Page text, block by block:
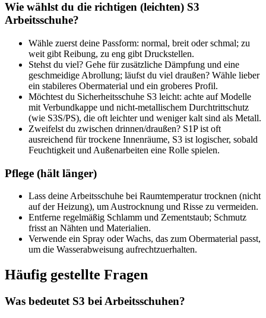
Wie wählst du die richtigen (leichten) S3
Arbeitsschuhe?
Wähle zuerst deine Passform: normal, breit oder schmal; zu
weit gibt Reibung, zu eng gibt Druckstellen.
Stehst du viel? Gehe für zusätzliche Dämpfung und eine
geschmeidige Abrollung; läufst du viel draußen? Wähle lieber
ein stabileres Obermaterial und ein groberes Profil.
Möchtest du Sicherheitsschuhe S3 leicht: achte auf Modelle
mit Verbundkappe und nicht-metallischem Durchtrittschutz
(wie S3S/PS), die oft leichter und weniger kalt sind als Metall.
Zweifelst du zwischen drinnen/draußen? S1P ist oft
ausreichend für trockene Innenräume, S3 ist logischer, sobald
Feuchtigkeit und Außenarbeiten eine Rolle spielen.
Pflege (hält länger)
Lass deine Arbeitsschuhe bei Raumtemperatur trocknen (nicht
auf der Heizung), um Austrocknung und Risse zu vermeiden.
Entferne regelmäßig Schlamm und Zementstaub; Schmutz
frisst an Nähten und Materialien.
Verwende ein Spray oder Wachs, das zum Obermaterial passt,
um die Wasserabweisung aufrechtzuerhalten.
Häufig gestellte Fragen
Was bedeutet S3 bei Arbeitsschuhen?